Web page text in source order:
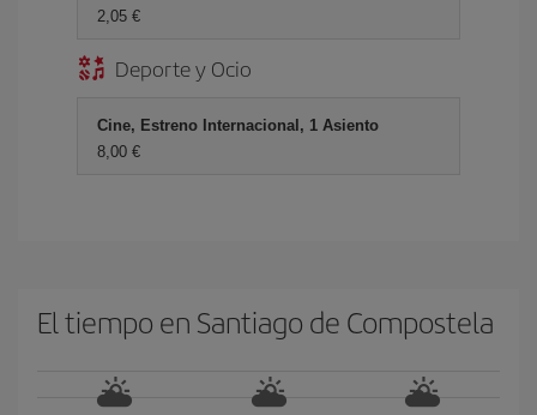
2,05 €
Deporte y Ocio
Cine, Estreno Internacional, 1 Asiento
8,00 €
El tiempo en Santiago de Compostela